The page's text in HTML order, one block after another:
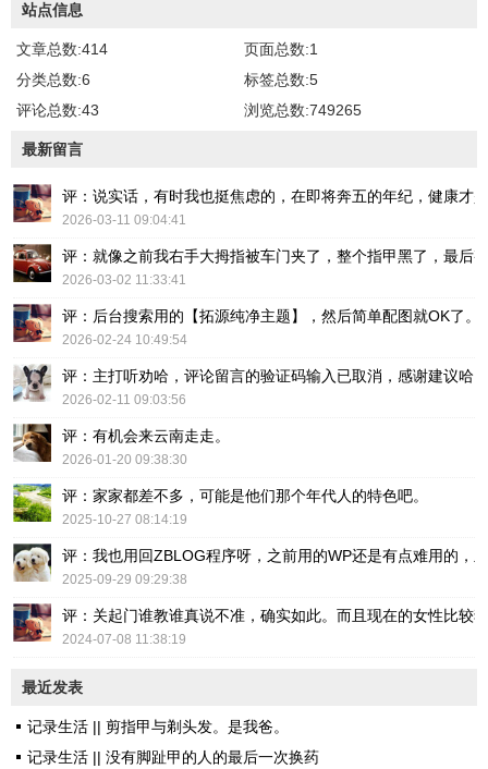
站点信息
文章总数:414
页面总数:1
分类总数:6
标签总数:5
评论总数:43
浏览总数:749265
最新留言
评：说实话，有时我也挺焦虑的，在即将奔五的年纪，健康才
2026-03-11 09:04:41
评：就像之前我右手大拇指被车门夹了，整个指甲黑了，最后
2026-03-02 11:33:41
评：后台搜索用的【拓源纯净主题】，然后简单配图就OK了。
2026-02-24 10:49:54
评：主打听劝哈，评论留言的验证码输入已取消，感谢建议哈！
2026-02-11 09:03:56
评：有机会来云南走走。
2026-01-20 09:38:30
评：家家都差不多，可能是他们那个年代人的特色吧。
2025-10-27 08:14:19
评：我也用回ZBLOG程序呀，之前用的WP还是有点难用的，
2025-09-29 09:29:38
评：关起门谁教谁真说不准，确实如此。而且现在的女性比较
2024-07-08 11:38:19
最近发表
记录生活 || 剪指甲与剃头发。是我爸。
记录生活 || 没有脚趾甲的人的最后一次换药